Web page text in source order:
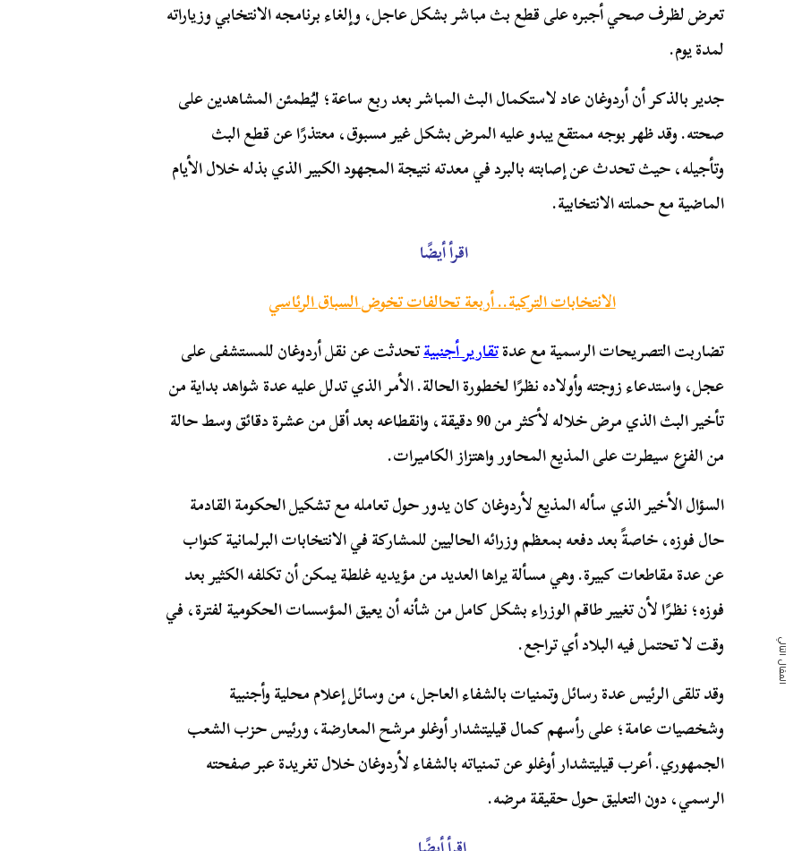
تعرض لظرف صحي أجبره على قطع بث مباشر بشكل عاجل، وإلغاء برنامجه الانتخابي وزياراته
لمدة يوم.
جدير بالذكر أن أردوغان عاد لاستكمال البث المباشر بعد ربع ساعة؛ ليُطمئن المشاهدين على
صحته. وقد ظهر بوجه ممتقع يبدو عليه المرض بشكل غير مسبوق، معتذرًا عن قطع البث
وتأجيله، حيث تحدث عن إصابته بالبرد في معدته نتيجة المجهود الكبير الذي بذله خلال الأيام
الماضية مع حملته الانتخابية.
اقرأ أيضًا
الانتخابات التركية.. أربعة تحالفات تخوض السباق الرئاسي
تضاربت التصريحات الرسمية مع عدةتقارير أجنبيةتحدثت عن نقل أردوغان للمستشفى على
عجل، واستدعاء زوجته وأولاده نظرًا لخطورة الحالة. الأمر الذي تدلل عليه عدة شواهد بداية من
تأخير البث الذي مرض خلاله لأكثر من 90 دقيقة، وانقطاعه بعد أقل من عشرة دقائق وسط حالة
من الفزع سيطرت على المذيع المحاور واهتزاز الكاميرات.
السؤال الأخير الذي سأله المذيع لأردوغان كان يدور حول تعامله مع تشكيل الحكومة القادمة
حال فوزه، خاصةً بعد دفعه بمعظم وزرائه الحاليين للمشاركة في الانتخابات البرلمانية كنواب
عن عدة مقاطعات كبيرة. وهي مسألة يراها العديد من مؤيديه غلطة يمكن أن تكلفه الكثير بعد
فوزه؛ نظرًا لأن تغيير طاقم الوزراء بشكل كامل من شأنه أن يعيق المؤسسات الحكومية لفترة، في
وقت لا تحتمل فيه البلاد أي تراجع.
وقد تلقى الرئيس عدة رسائل وتمنيات بالشفاء العاجل، من وسائل إعلام محلية وأجنبية
وشخصيات عامة؛ على رأسهم كمال قيليتشدار أوغلو مرشح المعارضة، ورئيس حزب الشعب
الجمهوري. أعرب قيليتشدار أوغلو عن تمنياته بالشفاء لأردوغان خلال تغريدة عبر صفحته
الرسمي، دون التعليق حول حقيقة مرضه.
المقال التالي